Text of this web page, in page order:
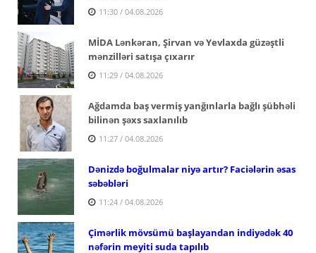
11:30 / 04.08.2026
MİDA Lənkəran, Şirvan və Yevlaxda güzəştli
mənzilləri satışa çıxarır
11:29 / 04.08.2026
Ağdamda baş vermiş yanğınlarla bağlı şübhəli
bilinən şəxs saxlanılıb
11:27 / 04.08.2026
Dənizdə boğulmalar niyə artır? Faciələrin əsas
səbəbləri
11:24 / 04.08.2026
Çimərlik mövsümü başlayandan indiyədək 40
nəfərin meyiti suda tapılıb